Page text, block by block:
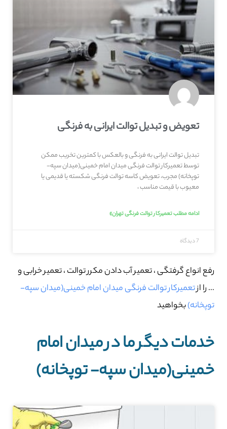
تعویض و تبدیل توالت ایرانی به فرنگی
تبدیل توالت ایرانی به فرنگی و بالعکس با کمترین تخریب ممکن
توسط تعمیرکار توالت فرنگی میدان امام خمینی(میدان سپه-
توپخانه) مجرب، تعویض کاسه توالت فرنگی شکسته یا قدیمی یا
معیوب با قیمت مناسب ،
ادامه مطلب تعمیرکار توالت فرنگی تهران»
7 دیدگاه
رفع انواع گرفتگی ، تعمیر آب دادن مکرر توالت ، تعمیر خرابی و
… را ازتعمیرکار توالت فرنگی میدان امام خمینی(میدان سپه-
توپخانه)بخواهید
خدمات دیگر ما در میدان امام
خمینی(میدان سپه- توپخانه)